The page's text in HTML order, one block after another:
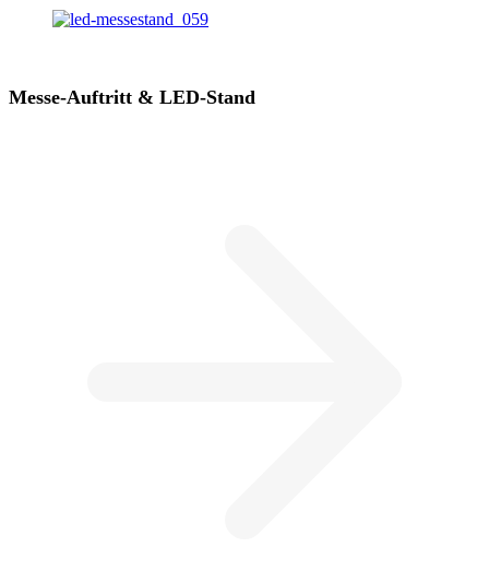
Messe-Auftritt & LED-Stand